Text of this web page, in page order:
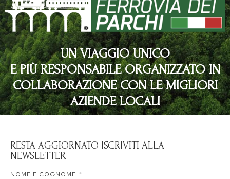
UN VIAGGIO UNICO
E PIÙ RESPONSABILE ORGANIZZATO IN
COLLABORAZIONE CON LE MIGLIORI
AZIENDE LOCALI
RESTA AGGIORNATO ISCRIVITI ALLA
NEWSLETTER
NOME E COGNOME